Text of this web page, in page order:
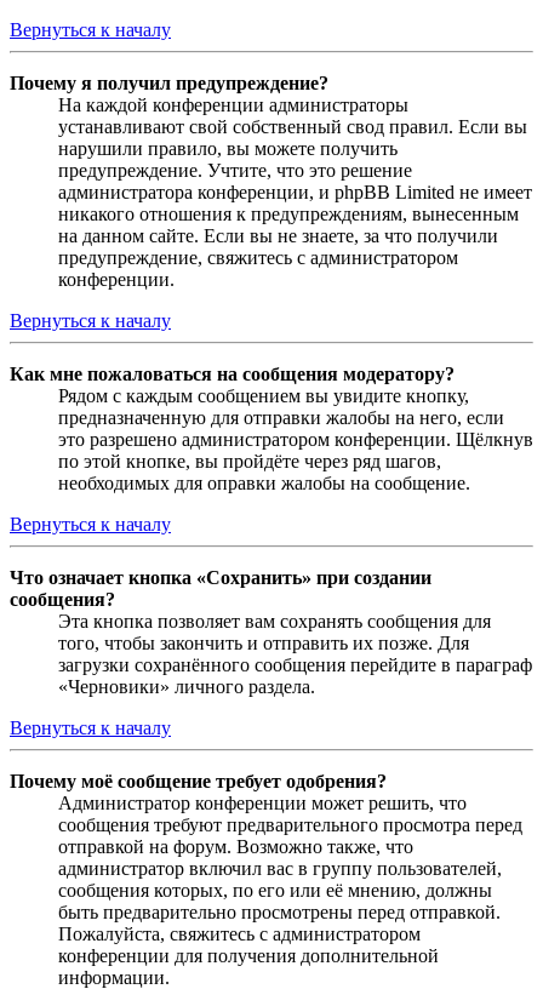
Вернуться к началу
Почему я получил предупреждение?
На каждой конференции администраторы
устанавливают свой собственный свод правил. Если вы
нарушили правило, вы можете получить
предупреждение. Учтите, что это решение
администратора конференции, и phpBB Limited не имеет
никакого отношения к предупреждениям, вынесенным
на данном сайте. Если вы не знаете, за что получили
предупреждение, свяжитесь с администратором
конференции.
Вернуться к началу
Как мне пожаловаться на сообщения модератору?
Рядом с каждым сообщением вы увидите кнопку,
предназначенную для отправки жалобы на него, если
это разрешено администратором конференции. Щёлкнув
по этой кнопке, вы пройдёте через ряд шагов,
необходимых для оправки жалобы на сообщение.
Вернуться к началу
Что означает кнопка «Сохранить» при создании
сообщения?
Эта кнопка позволяет вам сохранять сообщения для
того, чтобы закончить и отправить их позже. Для
загрузки сохранённого сообщения перейдите в параграф
«Черновики» личного раздела.
Вернуться к началу
Почему моё сообщение требует одобрения?
Администратор конференции может решить, что
сообщения требуют предварительного просмотра перед
отправкой на форум. Возможно также, что
администратор включил вас в группу пользователей,
сообщения которых, по его или её мнению, должны
быть предварительно просмотрены перед отправкой.
Пожалуйста, свяжитесь с администратором
конференции для получения дополнительной
информации.